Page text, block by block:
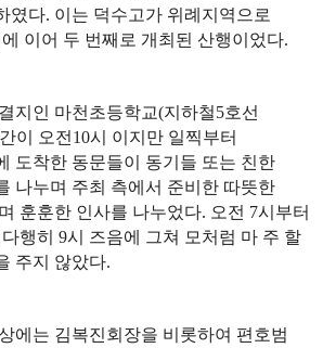
였다. 이는 덕수고가 위례지역으로
이어 두 번째로 개최된 산행이었다.
지인 마천초등학교(지하철5호선
이 오전 10시 이지만 일찍부터
도착한 동문들이 동기들 또는 친한
나누며 주최 측에서 준비한 따뜻한
훈훈한 인사를 나누었다. 오전 7시부터
행히 9시 즈음에 그쳐 모처럼 마 주 할
주지 않았다.
에는 김복진회장을 비롯하여 편호범